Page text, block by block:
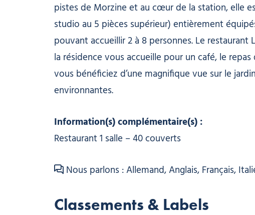
pistes de Morzine et au cœur de la station, elle
studio au 5 pièces supérieur) entièrement
pouvant accueillir 2 à 8 personnes. Le restaurant
la résidence vous accueille pour un café, le
vous bénéficiez d’une magnifique vue sur le
environnantes.
Information(s) complémentaire(s) :
Restaurant 1 salle – 40 couverts
Nous parlons : Allemand, Anglais, Français,
Classements & Labels